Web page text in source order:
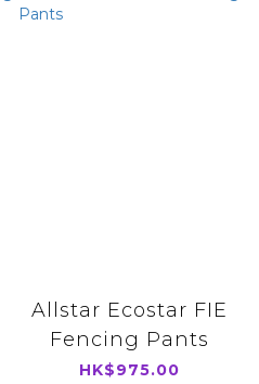
Allstar Ecostar FIE
Fencing Pants
HK$975.00